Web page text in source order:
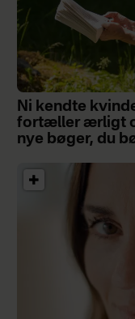
Ni kendte
fortæller ærligt
nye bøger, du